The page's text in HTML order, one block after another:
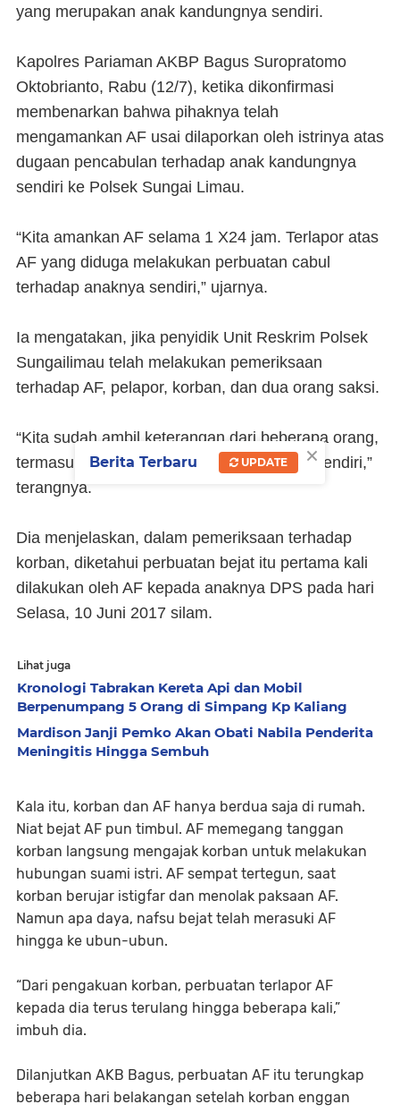
yang merupakan anak kandungnya sendiri.
Kapolres Pariaman AKBP Bagus Suropratomo
Oktobrianto, Rabu (12/7), ketika dikonfirmasi
membenarkan bahwa pihaknya telah
mengamankan AF usai dilaporkan oleh istrinya atas
dugaan pencabulan terhadap anak kandungnya
sendiri ke Polsek Sungai Limau.
“Kita amankan AF selama 1 X24 jam. Terlapor atas
AF yang diduga melakukan perbuatan cabul
terhadap anaknya sendiri,” ujarnya.
Ia mengatakan, jika penyidik Unit Reskrim Polsek
Sungailimau telah melakukan pemeriksaan
terhadap AF, pelapor, korban, dan dua orang saksi.
“Kita sudah ambil keterangan dari beberapa orang,
termasuk korban dan yang diduga pelaku sendiri,”
terangnya.
Dia menjelaskan, dalam pemeriksaan terhadap
korban, diketahui perbuatan bejat itu pertama kali
dilakukan oleh AF kepada anaknya DPS pada hari
Selasa, 10 Juni 2017 silam.
Lihat juga
Kronologi Tabrakan Kereta Api dan Mobil
Berpenumpang 5 Orang di Simpang Kp Kaliang
Mardison Janji Pemko Akan Obati Nabila Penderita
Meningitis Hingga Sembuh
Kala itu, korban dan AF hanya berdua saja di rumah.
Niat bejat AF pun timbul. AF memegang tanggan
korban langsung mengajak korban untuk melakukan
hubungan suami istri. AF sempat tertegun, saat
korban berujar istigfar dan menolak paksaan AF.
Namun apa daya, nafsu bejat telah merasuki AF
hingga ke ubun-ubun.
“Dari pengakuan korban, perbuatan terlapor AF
kepada dia terus terulang hingga beberapa kali,”
imbuh dia.
Dilanjutkan AKB Bagus, perbuatan AF itu terungkap
beberapa hari belakangan setelah korban enggan
×
Berita Terbaru UPDATE